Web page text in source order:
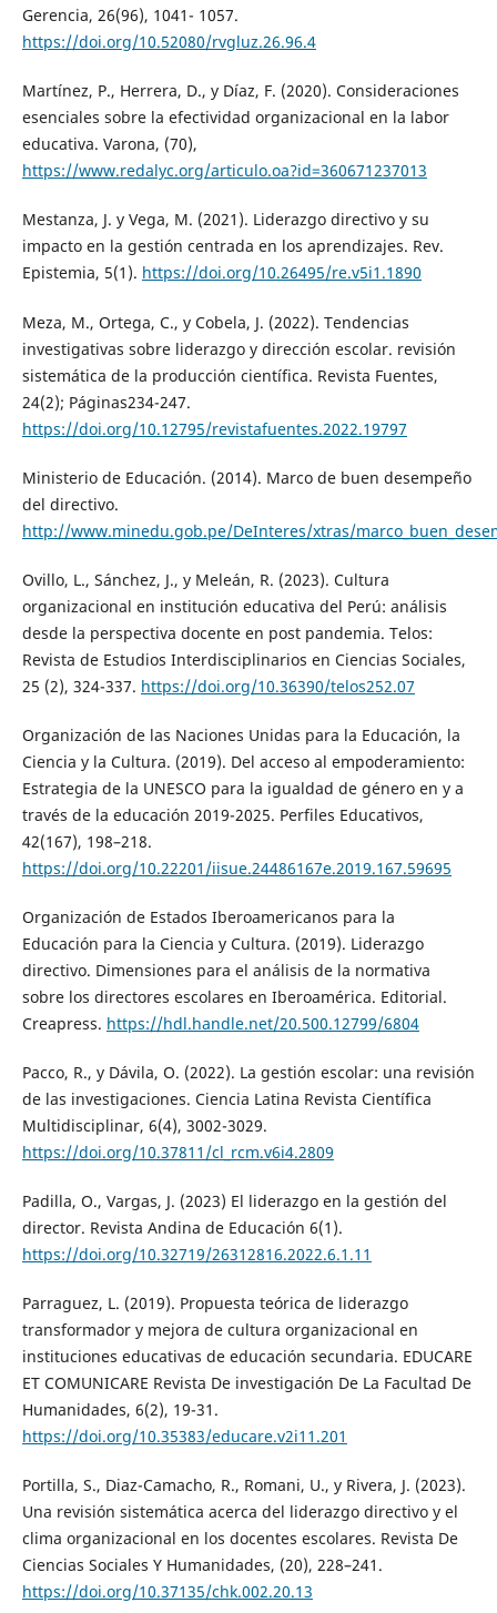
Gerencia, 26(96), 1041- 1057.
https://doi.org/10.52080/rvgluz.26.96.4
Martínez, P., Herrera, D., y Díaz, F. (2020). Consideraciones
esenciales sobre la efectividad organizacional en la labor
educativa. Varona, (70),
https://www.redalyc.org/articulo.oa?id=360671237013
Mestanza, J. y Vega, M. (2021). Liderazgo directivo y su
impacto en la gestión centrada en los aprendizajes. Rev.
Epistemia, 5(1). https://doi.org/10.26495/re.v5i1.1890
Meza, M., Ortega, C., y Cobela, J. (2022). Tendencias
investigativas sobre liderazgo y dirección escolar. revisión
sistemática de la producción científica. Revista Fuentes,
24(2); Páginas234-247.
https://doi.org/10.12795/revistafuentes.2022.19797
Ministerio de Educación. (2014). Marco de buen desempeño
del directivo.
http://www.minedu.gob.pe/DeInteres/xtras/
Ovillo, L., Sánchez, J., y Meleán, R. (2023). Cultura
organizacional en institución educativa del Perú: análisis
desde la perspectiva docente en post pandemia. Telos:
Revista de Estudios Interdisciplinarios en Ciencias Sociales,
25 (2), 324-337. https://doi.org/10.36390/telos252.07
Organización de las Naciones Unidas para la Educación, la
Ciencia y la Cultura. (2019). Del acceso al empoderamiento:
Estrategia de la UNESCO para la igualdad de género en y a
través de la educación 2019-2025. Perfiles Educativos,
42(167), 198–218.
https://doi.org/10.22201/iisue.24486167e.2019.167.59695
Organización de Estados Iberoamericanos para la
Educación para la Ciencia y Cultura. (2019). Liderazgo
directivo. Dimensiones para el análisis de la normativa
sobre los directores escolares en Iberoamérica. Editorial.
Creapress. https://hdl.handle.net/20.500.12799/6804
Pacco, R., y Dávila, O. (2022). La gestión escolar: una revisión
de las investigaciones. Ciencia Latina Revista Científica
Multidisciplinar, 6(4), 3002-3029.
https://doi.org/10.37811/cl_rcm.v6i4.2809
Padilla, O., Vargas, J. (2023) El liderazgo en la gestión del
director. Revista Andina de Educación 6(1).
https://doi.org/10.32719/26312816.2022.6.1.11
Parraguez, L. (2019). Propuesta teórica de liderazgo
transformador y mejora de cultura organizacional en
instituciones educativas de educación secundaria. EDUCARE
ET COMUNICARE Revista De investigación De La Facultad De
Humanidades, 6(2), 19-31.
https://doi.org/10.35383/educare.v2i11.201
Portilla, S., Diaz-Camacho, R., Romani, U., y Rivera, J. (2023).
Una revisión sistemática acerca del liderazgo directivo y el
clima organizacional en los docentes escolares. Revista De
Ciencias Sociales Y Humanidades, (20), 228–241.
https://doi.org/10.37135/chk.002.20.13